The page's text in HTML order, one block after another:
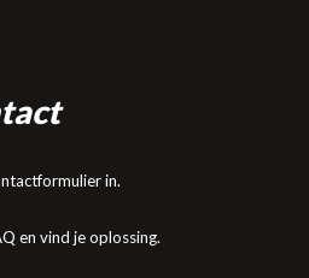
in.
en vind je oplossing.